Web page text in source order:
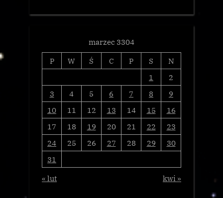
marzec 3304
P
W Ś C P S
N
1
2
3
4 5 6 7 8
9
10
11 12 13 14 15
16
17
18 19 20 21 22
23
24
25 26 27 28 29
30
31
« lut
kwi »